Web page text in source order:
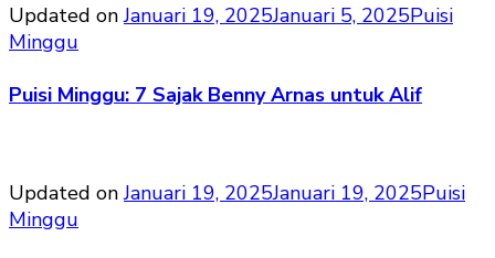
Updated onJanuari 19, 2025Januari 5, 2025Puisi
Minggu
Puisi Minggu: 7 Sajak Benny Arnas untuk Alif
Updated onJanuari 19, 2025Januari 19, 2025Puisi
Minggu